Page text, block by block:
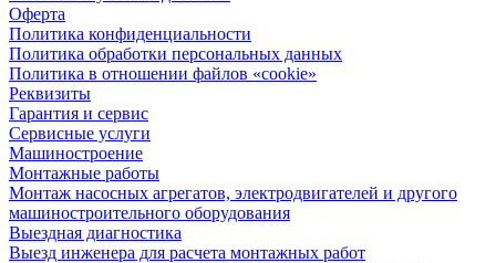
Оферта
Политика конфиденциальности
Политика обработки персональных данных
Политика в отношении файлов «cookie»
Реквизиты
Гарантия и сервис
Сервисные услуги
Машиностроение
Монтажные работы
Монтаж насосных агрегатов, электродвигателей и другого
машиностроительного оборудования
Выездная диагностика
Выезд инженера для расчета монтажных работ